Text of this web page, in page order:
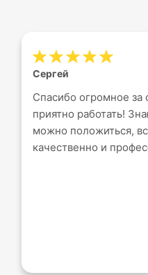
Сергей
Спасибо огромное за
приятно работать!
можно положиться,
качественно и